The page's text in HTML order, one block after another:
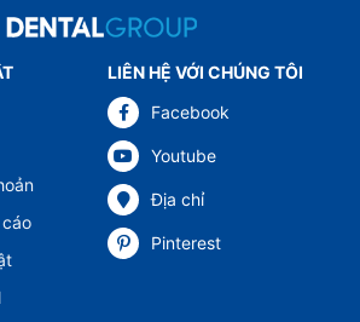
LIÊN HỆ VỚI CHÚNG TÔI
Facebook
Youtube
Địa chỉ
Pinterest